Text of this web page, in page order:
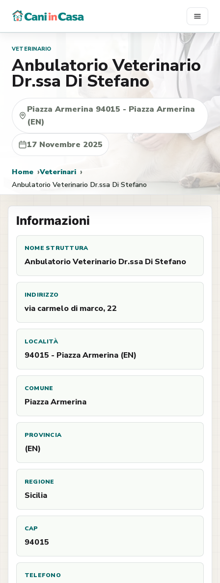
contenuto
VETERINARIO
Anbulatorio Veterinario
Dr.ssa Di Stefano
Piazza Armerina 94015 - Piazza Armerina
(EN)
17 Novembre 2025
Home
Veterinari
Anbulatorio Veterinario Dr.ssa Di Stefano
Informazioni
NOME STRUTTURA
Anbulatorio Veterinario Dr.ssa Di Stefano
INDIRIZZO
via carmelo di marco, 22
LOCALITÀ
94015 - Piazza Armerina (EN)
COMUNE
Piazza Armerina
PROVINCIA
(EN)
REGIONE
Sicilia
CAP
94015
TELEFONO